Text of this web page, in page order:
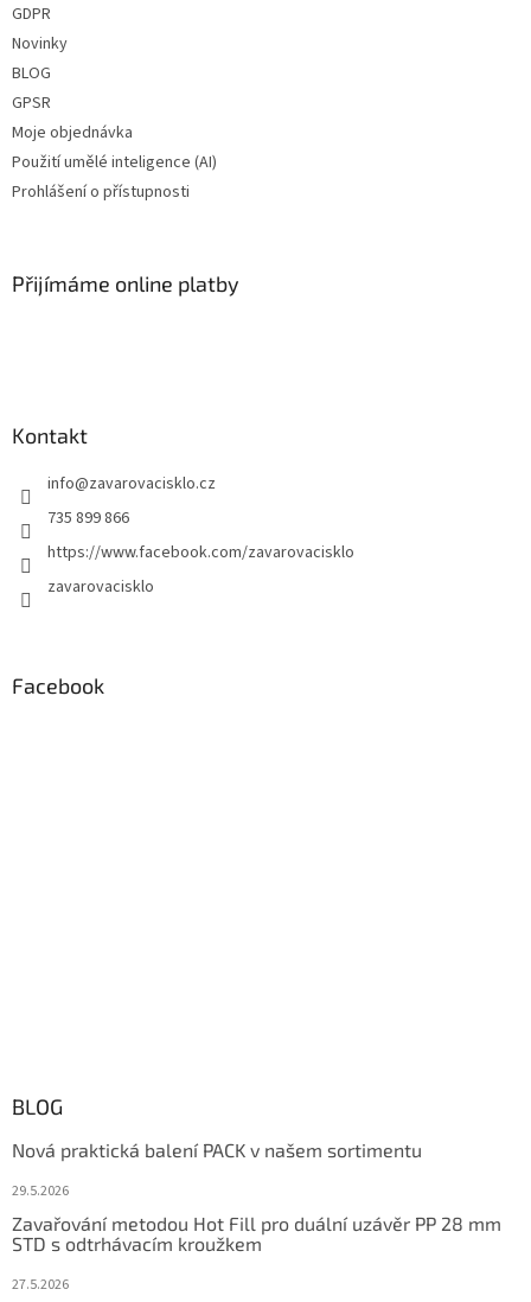
GDPR
Novinky
BLOG
GPSR
Moje objednávka
Použití umělé inteligence (AI)
Prohlášení o přístupnosti
Přijímáme online platby
Kontakt
info@zavarovacisklo.cz
735 899 866
https://www.facebook.com/zavarovacisklo
zavarovacisklo
Facebook
BLOG
Nová praktická balení PACK v našem sortimentu
29.5.2026
Zavařování metodou Hot Fill pro duální uzávěr PP 28 mm
STD s odtrhávacím kroužkem
27.5.2026